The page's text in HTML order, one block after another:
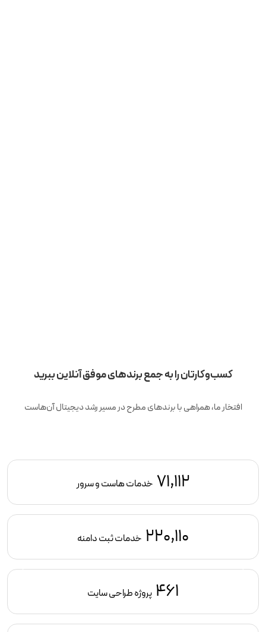
کسب‌وکارتان را به جمع برندهای موفق آنلاین ببرید
افتخار ما، همراهی با برندهای مطرح در مسیر رشد دیجیتال آن‌هاست
71,112 خدمات هاست و سرور
220,110 خدمات ثبت دامنه
461 پروژه طراحی سایت